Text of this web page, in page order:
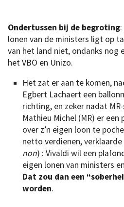
Ondertussen bij de begroting
lonen van de ministers ligt op
van het land niet, ondanks nog
het VBO en Unizo.
Het zat er aan te komen,
Egbert Lachaert een
richting, en zeker nadat
Mathieu Michel (MR) er
over z’n eigen loon te
netto verdienen,
non) : Vivaldi wil een
eigen lonen van ministers
Dat zou dan een
worden.